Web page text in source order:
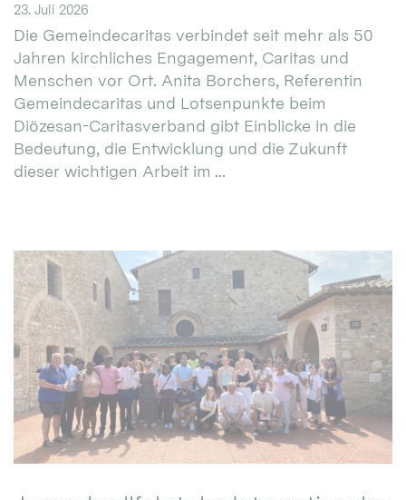
23. Juli 2026
Die Gemeindecaritas verbindet seit mehr als 50
Jahren kirchliches Engagement, Caritas und
Menschen vor Ort. Anita Borchers, Referentin
Gemeindecaritas und Lotsenpunkte beim
Diözesan-Caritasverband gibt Einblicke in die
Bedeutung, die Entwicklung und die Zukunft
dieser wichtigen Arbeit im ...